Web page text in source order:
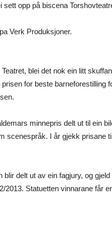
opp på biscena
Verk Produksjoner.
blei det nok ein litt
for beste barneforestilling
minnepris delt ut til ein
scenespråk. I år gjekk prisane
blir delt ut av ein fagjury, og gjeld
Statuetten vinnarane får